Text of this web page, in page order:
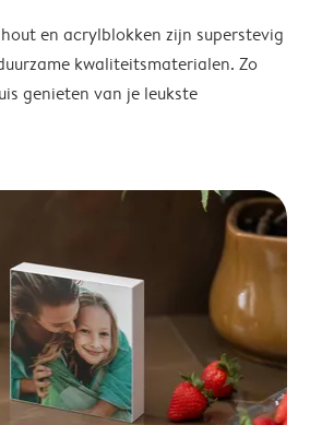
en acrylblokken zijn superstevig
kwaliteitsmaterialen. Zo
genieten van je leukste